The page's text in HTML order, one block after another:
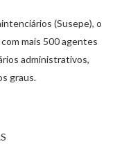
(Susepe), o
mais 500 agentes
administrativos,
graus.